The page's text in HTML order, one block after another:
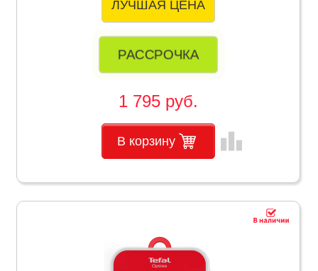
ЛУЧШАЯ ЦЕНА
РАССРОЧКА
1 795 руб.
В корзину leaderboard